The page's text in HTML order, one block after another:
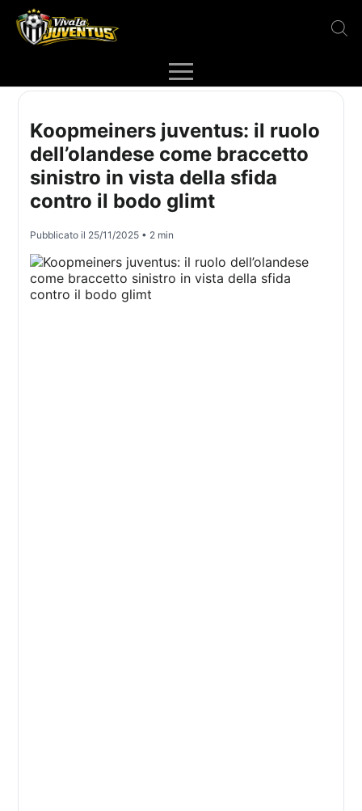
Koopmeiners juventus: il ruolo
dell’olandese come braccetto
sinistro in vista della sfida
contro il bodo glimt
Pubblicato il 25/11/2025 • 2 min